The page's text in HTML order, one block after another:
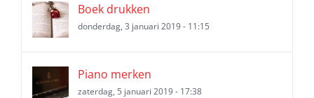
Boek drukken
donderdag, 3 januari 2019 - 11:15
Piano merken
zaterdag, 5 januari 2019 - 17:38